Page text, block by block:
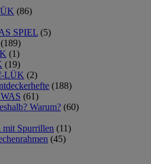
(86)
SPIEL (5)
(189)
(1)
(19)
LÜK (2)
(188)
(61)
Warum? (60)
mit Spurrillen (11)
(45)